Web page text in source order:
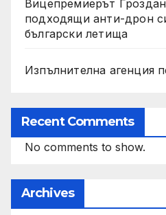
Вицепремиерът
подходящи анти-дрон
български летища
Изпълнителна агенция
Recent Comments
No comments to show.
Archives